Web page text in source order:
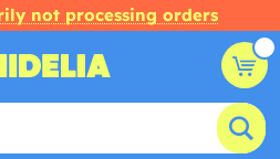
not processing orders